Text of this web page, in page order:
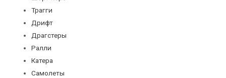
Трагги
Дрифт
Драгстеры
Ралли
Катера
Самолеты